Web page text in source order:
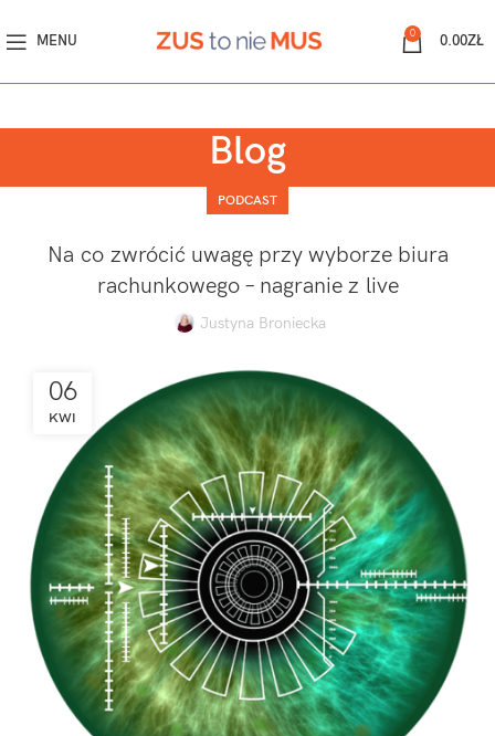
MENU 0 0.00ZŁ
Blog
PODCAST
Na co zwrócić uwagę przy wyborze biura
rachunkowego – nagranie z live
Justyna Broniecka
06
KWI